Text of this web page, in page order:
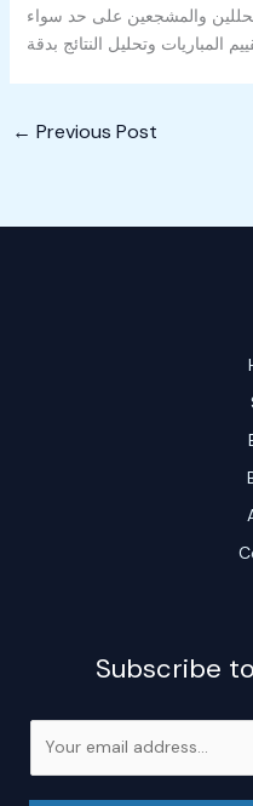
والمشجعين على حد سواء
← Previous Post
Subscribe